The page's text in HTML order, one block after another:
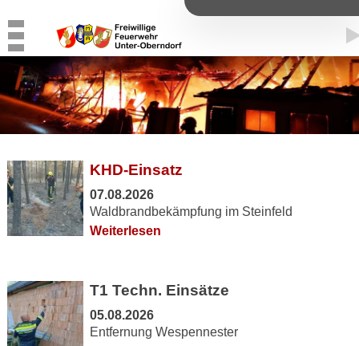
KHD-Einsatz
07.08.2026
Waldbrandbekämpfung im Steinfeld
Weiterlesen
T1 Techn. Einsätze
05.08.2026
Entfernung Wespennester